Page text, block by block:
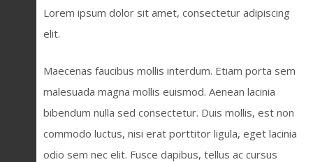
Lorem ipsum dolor sit amet, consectetur adipiscing
elit.
Maecenas faucibus mollis interdum. Etiam porta sem
malesuada magna mollis euismod. Aenean lacinia
bibendum nulla sed consectetur. Duis mollis, est non
commodo luctus, nisi erat porttitor ligula, eget lacinia
odio sem nec elit. Fusce dapibus, tellus ac cursus